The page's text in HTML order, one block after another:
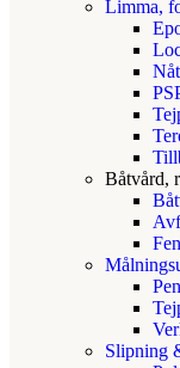
Limma,
Båtvård,
Slipning